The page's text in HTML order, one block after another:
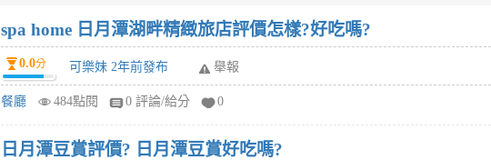
spa home 日月潭湖畔精緻旅店評價怎樣?好吃嗎?
0.0分 可樂妹 2年前發布 舉報
餐廳 484點閱 0 評論/給分 0
日月潭豆賞評價? 日月潭豆賞好吃嗎?